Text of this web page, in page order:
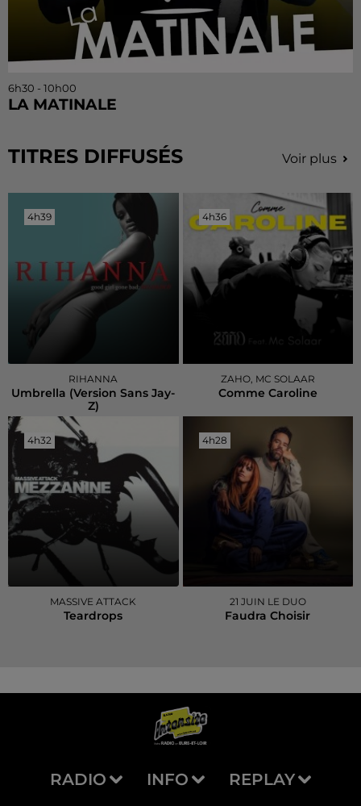
6h30 - 10h00
LA MATINALE
TITRES DIFFUSÉS Voir plus
4h39
4h39
RIHANNA
Umbrella (version Sans Jay-
Z)
4h36
4h36
ZAHO, MC SOLAAR
Comme Caroline
4h32
4h32
MASSIVE ATTACK
Teardrops
4h28
4h28
21 JUIN LE DUO
Faudra Choisir
RADIO INFO REPLAY